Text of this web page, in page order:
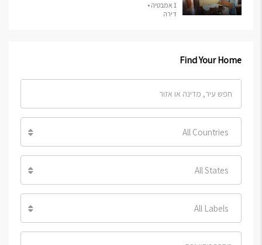
1 אמבטיה •
דירה
Find Your Home
All Countries
All States
All Labels